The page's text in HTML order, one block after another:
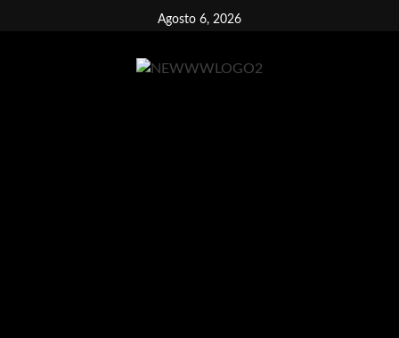
Agosto 6, 2026